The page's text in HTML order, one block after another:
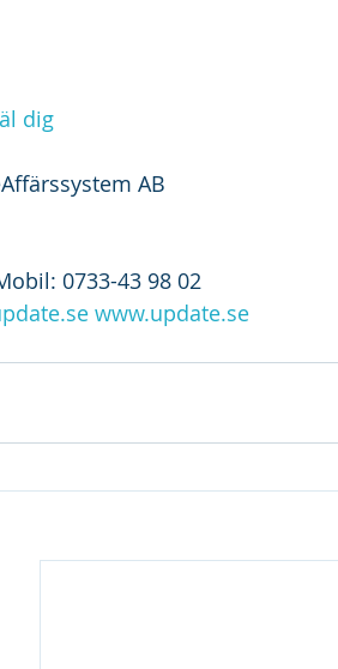
dig
AB
0733-43 98 02
www.update.se